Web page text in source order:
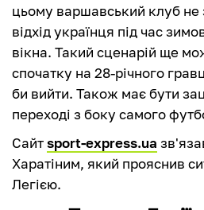
цьому варшавський клуб не
відхід українця під час
вікна. Такий сценарій ще
спочатку на 28-річного
би вийти. Також має бути
переході з боку самого
Сайтsport-express.ua
Харатіним, який прояснив
Легією.